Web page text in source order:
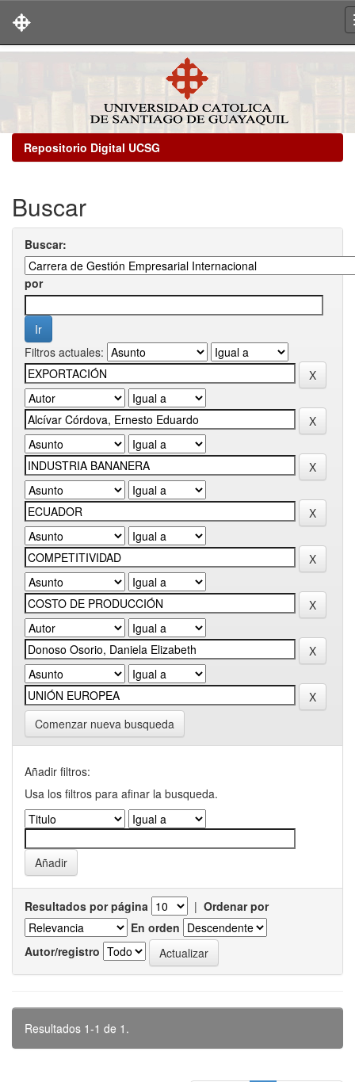
Repositorio Digital UCSG
Buscar
Buscar:
por
Filtros actuales:
Comenzar nueva busqueda
Añadir filtros:
Usa los filtros para afinar la busqueda.
Resultados por página | Ordenar por
En orden
Autor/registro
Resultados 1-1 de 1.